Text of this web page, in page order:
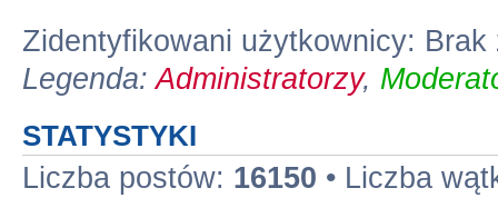
Zidentyfikowani użytkownicy:
Legenda:Administratorzy,
STATYSTYKI
Liczba postów: 16150 • Liczba